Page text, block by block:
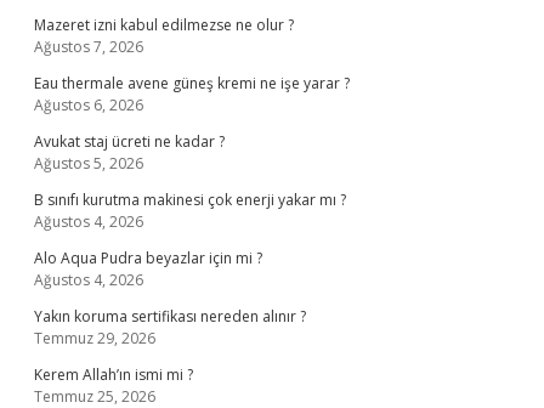
Mazeret izni kabul edilmezse ne olur ?
Ağustos 7, 2026
Eau thermale avene güneş kremi ne işe yarar ?
Ağustos 6, 2026
Avukat staj ücreti ne kadar ?
Ağustos 5, 2026
B sınıfı kurutma makinesi çok enerji yakar mı ?
Ağustos 4, 2026
Alo Aqua Pudra beyazlar için mi ?
Ağustos 4, 2026
Yakın koruma sertifikası nereden alınır ?
Temmuz 29, 2026
Kerem Allah’ın ismi mi ?
Temmuz 25, 2026